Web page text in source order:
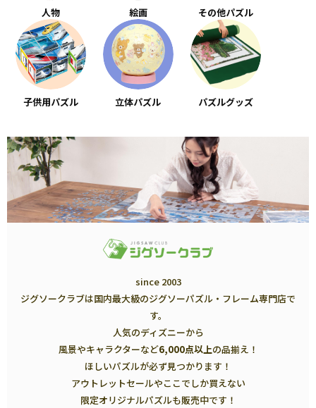
人物 絵画 その他パズル
子供用パズル 立体パズル パズルグッズ
since 2003
ジグソークラブは国内最大級のジグソーパズル・フレーム専門店で
す。
人気のディズニーから
風景やキャラクターなど6,000点以上の品揃え！
ほしいパズルが必ず見つかります！
アウトレットセールやここでしか買えない
限定オリジナルパズルも販売中です！